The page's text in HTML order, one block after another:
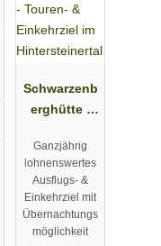
Schwarzenb
erghütte -
Einkehrziel
im
Hintersteiner
tal
Ganzjährig
lohnenswertes
Ausflugs- &
Einkehrziel mit
Übernachtungs
möglichkeit